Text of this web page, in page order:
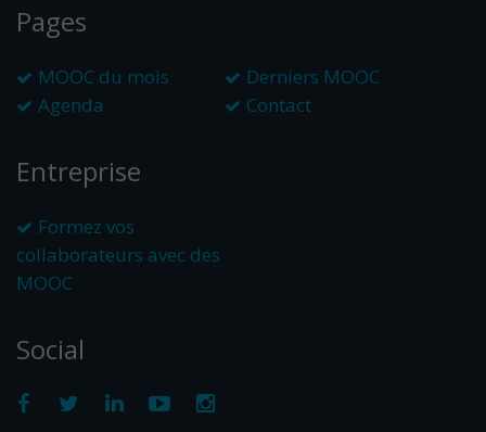
Pages
MOOC du mois
Derniers MOOC
Agenda
Contact
Entreprise
Formez vos
collaborateurs avec des
MOOC
Social